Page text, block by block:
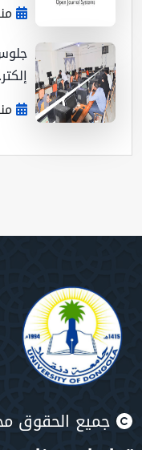
منذ
إلكتر...
منذ
الحقوق محفوظة